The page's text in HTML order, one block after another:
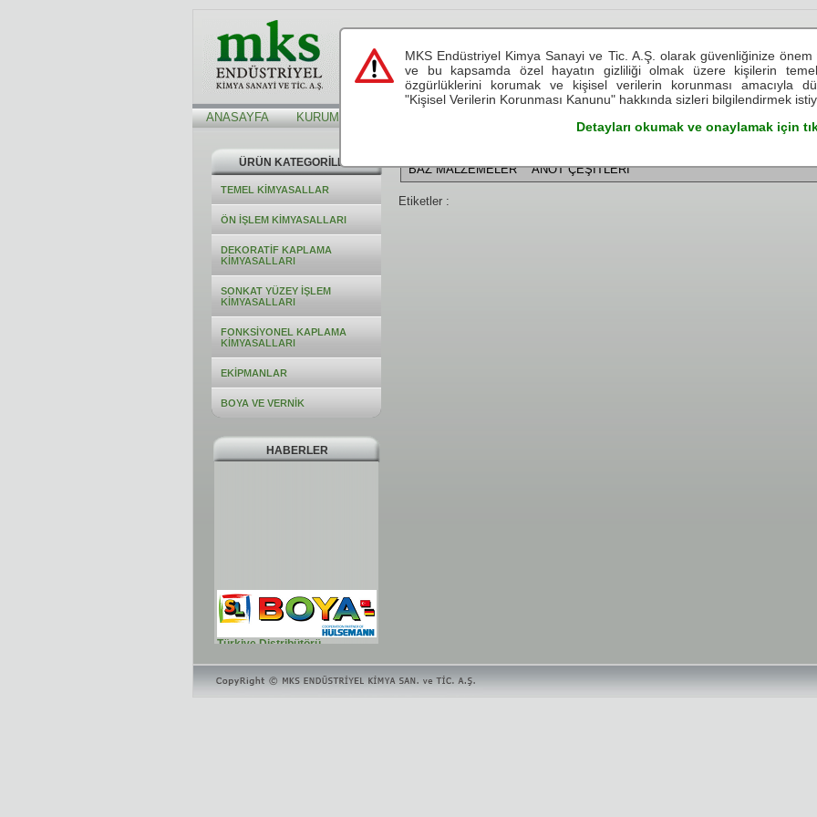
see.live.believe see.live.believe see.live.believe see.live.believe
ANASAYFA KURUMSAL
BAZ MALZEMELER
ANOT ÇEŞİTLERİ
Etiketler :
ÜRÜN KATEGORİLERİ
TEMEL KİMYASALLAR
ÖN İŞLEM KİMYASALLARI
DEKORATİF KAPLAMA
KİMYASALLARI
SONKAT YÜZEY İŞLEM
KİMYASALLARI
FONKSİYONEL KAPLAMA
KİMYASALLARI
EKİPMANLAR
BOYA VE VERNİK
HABERLER
Türkiye Distribütörü
MKS Endüstriyel Kimya Sanayi ve Tic. A.Ş. olarak güvenliğinize önem
ve bu kapsamda özel hayatın gizliliği olmak üzere kişilerin
özgürlüklerini korumak ve kişisel verilerin korunması amacıyla
"Kişisel Verilerin Korunması Kanunu" hakkında sizleri bilgilendirmek
Detayları okumak ve onaylamak için